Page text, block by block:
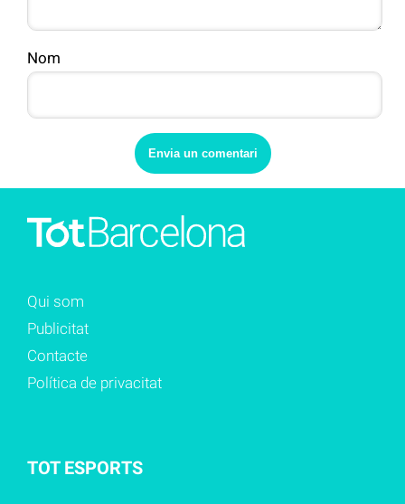
Nom
Qui som
Publicitat
Contacte
Política de privacitat
TOT ESPORTS